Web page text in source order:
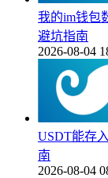
我的im钱包
避坑指南
2026-08-04
USDT能存
南
2026-08-04